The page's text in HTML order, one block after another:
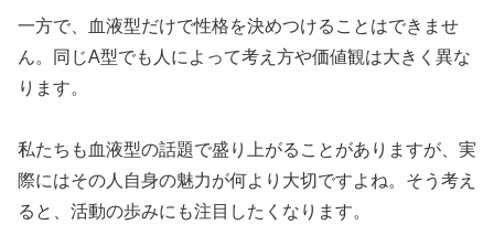
一方で、血液型だけで性格を決めつけることはできませ
ん。同じA型でも人によって考え方や価値観は大きく異な
ります。
私たちも血液型の話題で盛り上がることがありますが、実
際にはその人自身の魅力が何より大切ですよね。そう考え
ると、活動の歩みにも注目したくなります。